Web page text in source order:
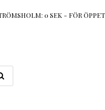
0 SEK - FÖR